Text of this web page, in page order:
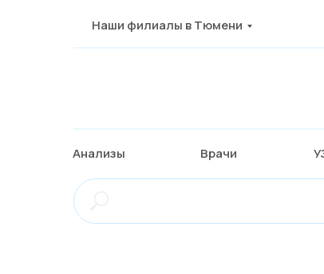
Наши филиалы в Тюмени
Анализы Врачи